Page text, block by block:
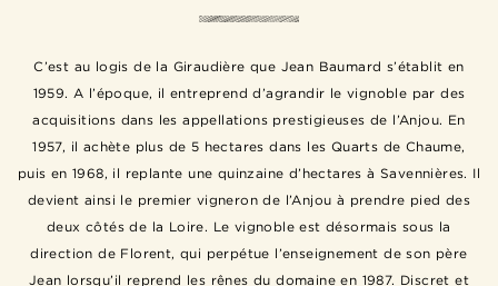
C’est au logis de la Giraudière que Jean Baumard s’établit en
1959. A l’époque, il entreprend d’agrandir le vignoble par des
acquisitions dans les appellations prestigieuses de l’Anjou. En
1957, il achète plus de 5 hectares dans les Quarts de Chaume,
puis en 1968, il replante une quinzaine d’hectares à Savennières. Il
devient ainsi le premier vigneron de l’Anjou à prendre pied des
deux côtés de la Loire. Le vignoble est désormais sous la
direction de Florent, qui perpétue l’enseignement de son père
Jean lorsqu’il reprend les rênes du domaine en 1987. Discret et